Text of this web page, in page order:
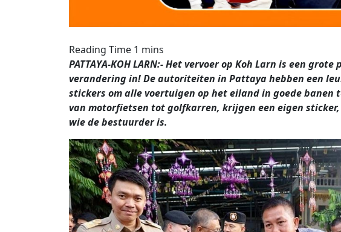
PATTAYA-KOH LARN:- Het vervoer op Koh Larn is een
verandering in! De autoriteiten in Pattaya hebben een
stickers om alle voertuigen op het eiland in goede banen
van motorfietsen tot golfkarren, krijgen een eigen
wie de bestuurder is.